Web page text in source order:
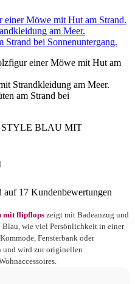
BLAU MIT
auf 17 Kundenbewertungen
mit flipflops zeigt mit Badeanzug und
wie viel Persönlichkeit in einer
Fensterbank oder
und wird zur originellen